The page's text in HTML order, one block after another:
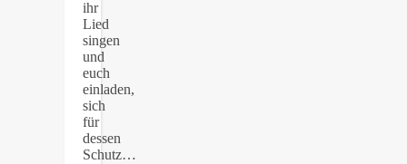
ihr
Lied
singen
und
euch
einladen,
sich
für
dessen
Schutz…